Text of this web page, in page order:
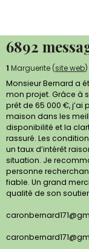
6892
1 Marguerite (site web)
Monsieur Bernard a
mon projet. Grâce à
prêt de 65 000 €,
maison dans les
disponibilité et la
rassuré. Les
un taux d’intérêt
situation. Je
personne
fiable. Un grand
qualité de son